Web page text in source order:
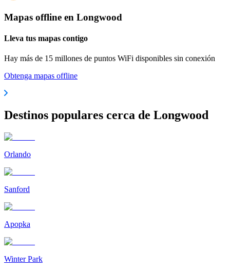
Mapas offline en Longwood
Lleva tus mapas contigo
Hay más de 15 millones de puntos WiFi disponibles sin conexión
Obtenga mapas offline
Destinos populares cerca de Longwood
Orlando
Sanford
Apopka
Winter Park